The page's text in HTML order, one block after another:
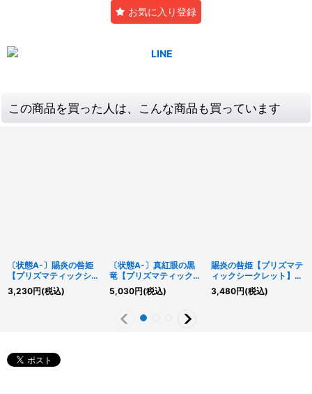
お気に入り登録
この商品を買った人は、こんな商品も買っています
〔状態A-〕賜炎の咎姫
【プリズマティックシー
クレット】{LPST-
JP025}《リンク》
3,230円(税込)
〔状態A-〕真紅眼の黒
竜【プリズマティックシ
ークレット】{LPST-
JP004}《モンスター》
5,030円(税込)
賜炎の咎姫【プリズマテ
ィックシークレット】
{LPST-JP025}《リン
ク》
3,480円(税込)